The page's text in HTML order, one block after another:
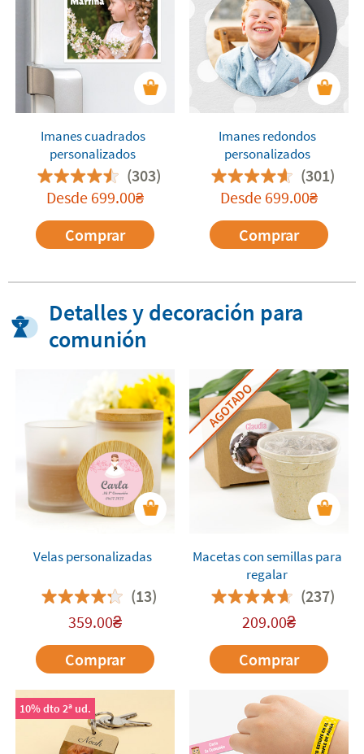
Imanes cuadrados
personalizados
(303)
Desde 699.00₴
Comprar
Imanes redondos
personalizados
(301)
Desde 699.00₴
Comprar
Detalles y decoración para
comunión
Velas personalizadas
(13)
359.00₴
Comprar
AGOTADO
Macetas con semillas para
regalar
(237)
209.00₴
Comprar
10% dto 2ª ud.